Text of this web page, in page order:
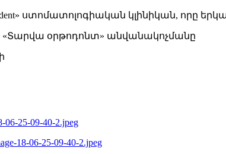
ստոմատոլոգիական կլինիկան, որը
է «Տարվա օրթոդոնտ» անվանակոչմանը